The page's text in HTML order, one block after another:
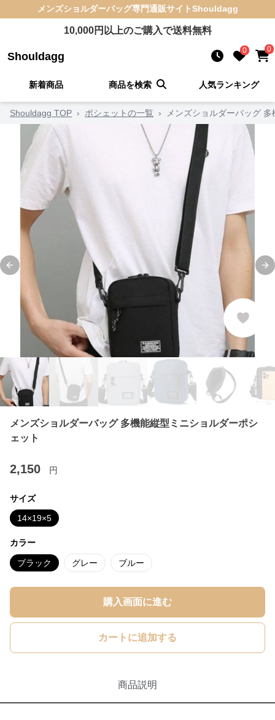
メンズショルダーバッグ専門通販サイトShouldagg
10,000円以上のご購入で送料無料
Shouldagg 0 0
新着商品 商品を検索 人気ランキング
Shouldagg TOP › ポシェットの一覧 › メンズショルダーバッグ
Previous slide
メンズショルダーバッグ 多機能縦型ミニショルダーポシ
ェット
2,150 円
サイズ
14×19×5
カラー
ブラック グレー ブルー
購入画面に進む
カートに追加する
商品説明